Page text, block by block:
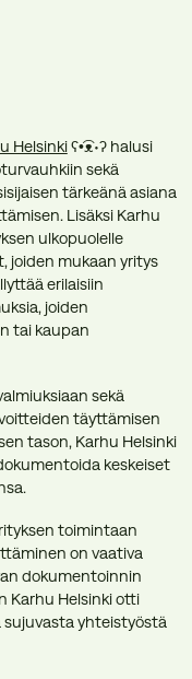
Helsinkiʕ•͡ᴥ•ʔ halusi
sekä
tärkeänä asiana
Lisäksi Karhu
ulkopuolelle
joiden mukaan yritys
erilaisiin
joiden
tai kaupan
sekä
täyttämisen
tason, Karhu Helsinki
keskeiset
toimintaan
on vaativa
dokumentoinnin
Karhu Helsinki otti
sujuvasta yhteistyöstä